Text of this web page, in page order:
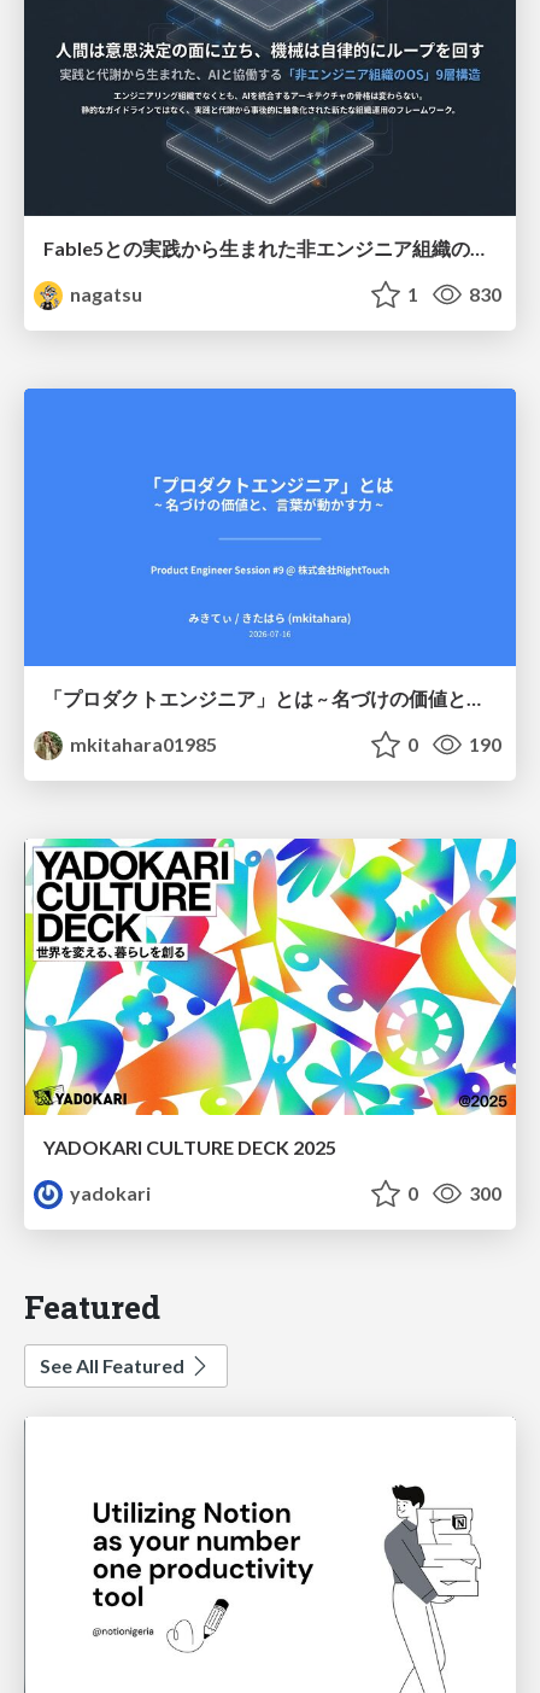
Fable5との実践から生まれた非エンジニア組織のループエンジニアリング
nagatsu
1 830
mkitahara01985
0 190
YADOKARI CULTURE DECK 2025
yadokari
0 300
Featured
See All Featured